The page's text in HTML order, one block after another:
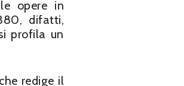
opere in
difatti,
profila un
redige il